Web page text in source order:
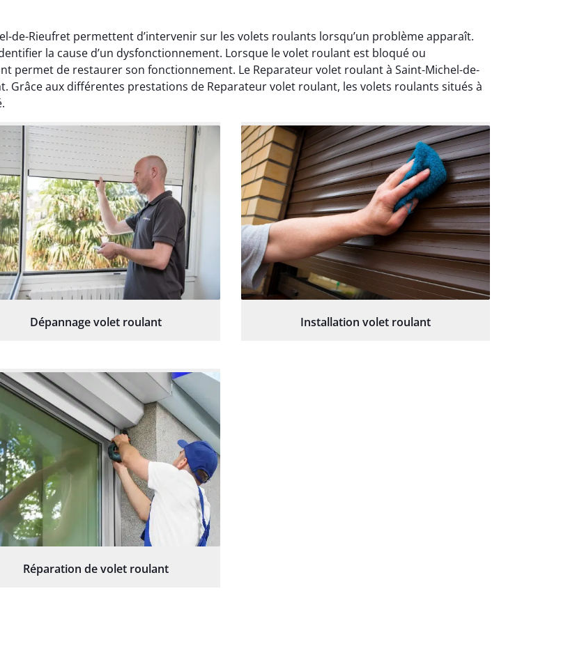
de-Rieufret permettent d’intervenir sur les volets roulants lorsqu’un problème apparaît.
la cause d’un dysfonctionnement. Lorsque le volet roulant est bloqué ou
permet de restaurer son fonctionnement. Le Reparateur volet roulant à Saint-Michel-de-
Grâce aux différentes prestations de Reparateur volet roulant, les volets roulants situés à
Dépannage volet roulant Installation volet roulant
Réparation de volet roulant